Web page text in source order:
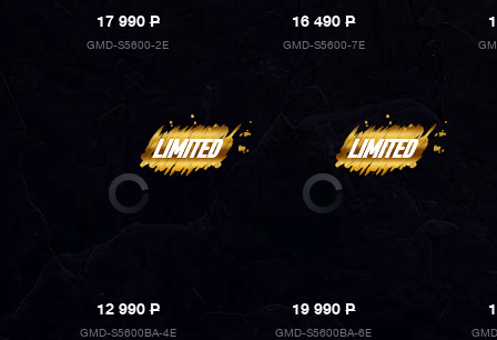
17 990P
GMD-S5600-2E
16 490P
GMD-S5600-7E
12 990P
GMD-S5600BA-4E
19 990P
GMD-S5600BA-6E